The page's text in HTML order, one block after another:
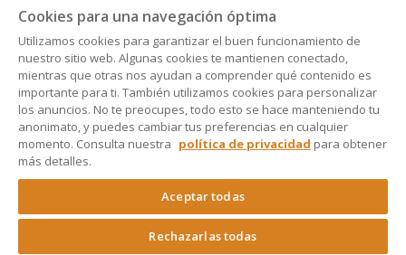
Tarifas
Aviso Legal
Política de Privacidad
Accesibilidad
Cookies para una navegación óptima
Utilizamos cookies para garantizar el buen funcionamiento de
nuestro sitio web. Algunas cookies te mantienen conectado,
mientras que otras nos ayudan a comprender qué contenido es
importante para ti. También utilizamos cookies para personalizar
los anuncios. No te preocupes, todo esto se hace manteniendo tu
anonimato, y puedes cambiar tus preferencias en cualquier
momento. Consulta nuestra política de privacidad para obtener
más detalles.
Aceptar todas
Rechazarlas todas